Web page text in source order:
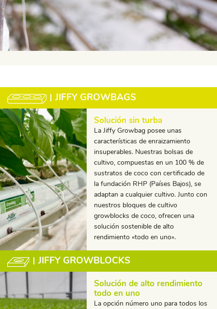
JIFFY GROWBAGS
Solución sin turba
La Jiffy Growbag posee unas
características de enraizamiento
insuperables. Nuestras bolsas de
cultivo, compuestas en un 100 % de
sustratos de coco con certificado de
la fundación RHP (Países Bajos), se
adaptan a cualquier cultivo. Junto con
nuestros bloques de cultivo
growblocks de coco, ofrecen una
solución sostenible de alto
rendimiento «todo en uno».
JIFFY GROWBLOCKS
Solución de alto rendimiento
todo en uno
La opción número uno para todos los